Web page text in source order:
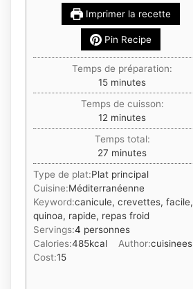
Imprimer la recette
Pin Recipe
Temps de préparation:
15minutes
minutes
Temps de cuisson:
12 minutes
minutes
Temps total:
27 minutes
minutes
Type de plat:Plat principal
Cuisine:Méditerranéenne
Keyword:canicule, crevettes, facile,
quinoa, rapide, repas froid
Servings:4 personnes
Calories:485kcal Author:cuisinees
Cost:15